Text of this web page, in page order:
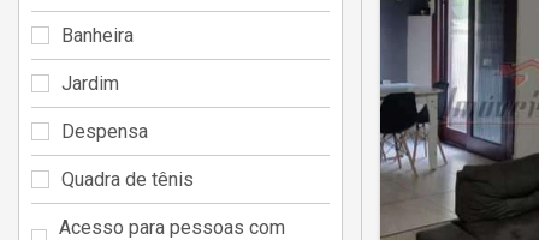
Banheira
Jardim
Despensa
Quadra de tênis
Acesso para pessoas com